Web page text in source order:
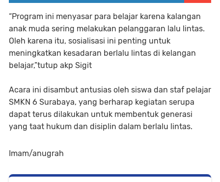
“Program ini menyasar para belajar karena kalangan
anak muda sering melakukan pelanggaran lalu lintas.
Oleh karena itu, sosialisasi ini penting untuk
meningkatkan kesadaran berlalu lintas di kelangan
belajar,”tutup akp Sigit
Acara ini disambut antusias oleh siswa dan staf pelajar
SMKN 6 Surabaya, yang berharap kegiatan serupa
dapat terus dilakukan untuk membentuk generasi
yang taat hukum dan disiplin dalam berlalu lintas.
Imam/anugrah